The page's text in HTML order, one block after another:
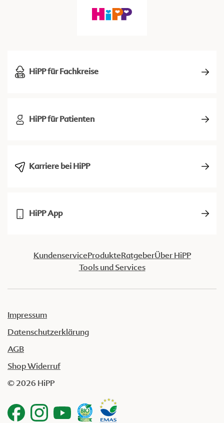
HiPP für Fachkreise
HiPP für Patienten
Karriere bei HiPP
HiPP App
KundenserviceProdukteRatgeberÜber HiPP
Tools und Services
Impressum
Datenschutzerklärung
AGB
Shop Widerruf
© 2026 HiPP